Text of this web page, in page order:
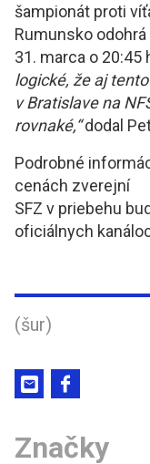
šampionát proti
Rumunsko
31. marca o 20:45
logické, že aj
v Bratislave na
rovnaké,“dodal
Podrobné
cenách zverejní
SFZ v priebehu
oficiálnych
(šur)
Značky